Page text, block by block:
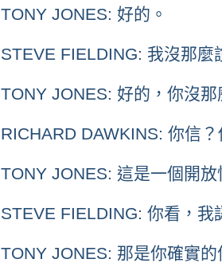
TONY JONES: 好的。
STEVE FIELDING: 我沒那麼
TONY JONES: 好的，你沒那
RICHARD DAWKINS: 你信
TONY JONES: 這是一個開放
STEVE FIELDING: 你看，
TONY JONES: 那是你確實的